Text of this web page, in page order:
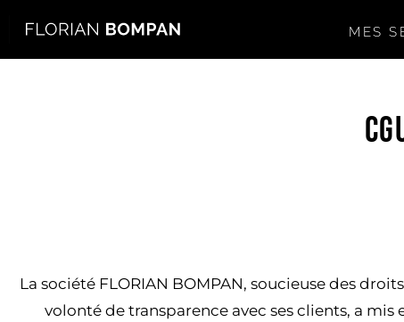
MES
La société FLORIAN BOMPAN, soucieuse des
volonté de transparence avec ses clients, a